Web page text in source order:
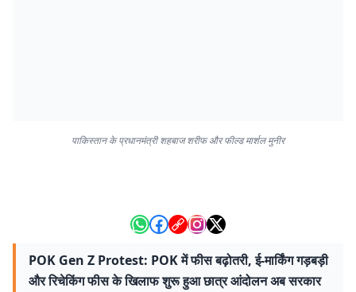
पाकिस्तान के प्रधानमंत्री शहबाज शरीफ और फील्ड मार्शल मुनीर
POK Gen Z Protest: POK में फीस बढ़ोतरी, ई-मार्किंग गड़बड़ी
और रिचेकिंग फीस के खिलाफ शुरू हुआ छात्र आंदोलन अब सरकार